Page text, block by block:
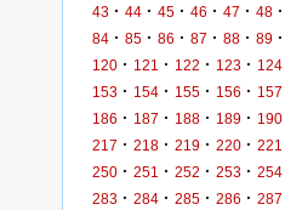
43 · 44 · 45 · 46 · 47 · 48 ·
84 · 85 · 86 · 87 · 88 · 89 ·
120 · 121 · 122 · 123 · 124
153 · 154 · 155 · 156 · 157
186 · 187 · 188 · 189 · 190
217 · 218 · 219 · 220 · 221
250 · 251 · 252 · 253 · 254
283 · 284 · 285 · 286 · 287